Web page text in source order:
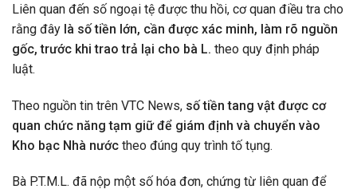
Liên quan đến số ngoại tệ được thu hồi, cơ quan điều tra cho
rằng đây là số tiền lớn, cần được xác minh, làm rõ nguồn
gốc, trước khi trao trả lại cho bà L. theo quy định pháp
luật.
Theo nguồn tin trên VTC News, số tiền tang vật được cơ
quan chức năng tạm giữ để giám định và chuyển vào
Kho bạc Nhà nước theo đúng quy trình tố tụng.
Bà P.T.M.L. đã nộp một số hóa đơn, chứng từ liên quan để